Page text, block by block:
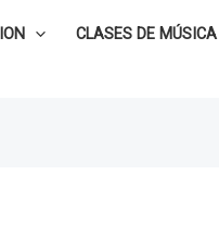
CLASES DE MÚSICA